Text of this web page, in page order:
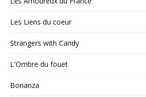
Les Liens du coeur
Strangers with Candy
L'Ombre du fouet
Bonanza